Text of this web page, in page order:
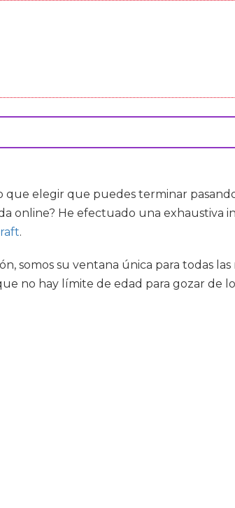
que elegir que puedes terminar
online? He efectuado una exhaustiva
.
somos su ventana única para todas
no hay límite de edad para gozar de